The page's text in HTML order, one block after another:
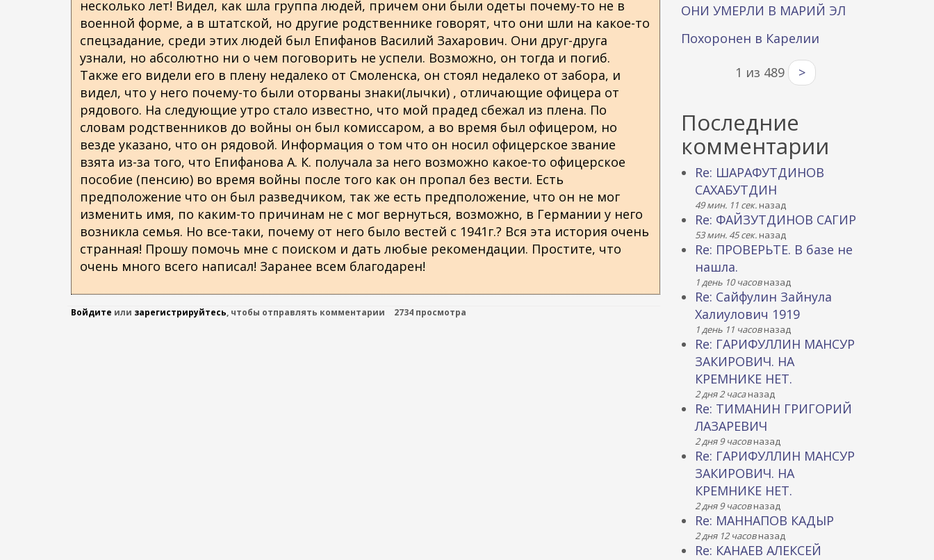
несколько лет! Видел, как шла группа людей, причем они были одеты почему-то не в
военной форме, а в штатской, но другие родственнике говорят, что они шли на какое-то
спецзадание, среди этих людей был Епифанов Василий Захарович. Они друг-друга
узнали, но абсолютно ни о чем поговорить не успели. Возможно, он тогда и погиб.
Также его видели его в плену недалеко от Смоленска, он стоял недалеко от забора, и
видел, что у него почему-то были оторваны знаки(лычки) , отличающие офицера от
рядового. На следующие утро стало известно, что мой прадед сбежал из плена. По
словам родственников до войны он был комиссаром, а во время был офицером, но
везде указано, что он рядовой. Информация о том что он носил офицерское звание
взята из-за того, что Епифанова А. К. получала за него возможно какое-то офицерское
пособие (пенсию) во время войны после того как он пропал без вести. Есть
предположение что он был разведчиком, так же есть предположение, что он не мог
изменить имя, по каким-то причинам не с мог вернуться, возможно, в Германии у него
возникла семья. Но все-таки, почему от него было вестей с 1941г.? Вся эта история очень
странная! Прошу помочь мне с поиском и дать любые рекомендации. Простите, что
очень много всего написал! Заранее всем благодарен!
Войдите или зарегистрируйтесь, чтобы отправлять комментарии 2734 просмотра
ОНИ УМЕРЛИ В МАРИЙ ЭЛ
Похоронен в Карелии
1 из 489 >
Последние
комментарии
Re: ШАРАФУТДИНОВ
САХАБУТДИН
49 мин. 11 сек.назад
Re: ФАЙЗУТДИНОВ САГИР
53 мин. 45 сек.назад
Re: ПРОВЕРЬТЕ. В базе не
нашла.
1 день 10 часовназад
Re: Сайфулин Зайнула
Халиулович 1919
1 день 11 часовназад
Re: ГАРИФУЛЛИН МАНСУР
ЗАКИРОВИЧ. НА
КРЕМНИКЕ НЕТ.
2 дня 2 часаназад
Re: ТИМАНИН ГРИГОРИЙ
ЛАЗАРЕВИЧ
2 дня 9 часовназад
Re: ГАРИФУЛЛИН МАНСУР
ЗАКИРОВИЧ. НА
КРЕМНИКЕ НЕТ.
2 дня 9 часовназад
Re: МАННАПОВ КАДЫР
2 дня 12 часовназад
Re: КАНАЕВ АЛЕКСЕЙ